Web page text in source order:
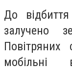
До відбиття
залучено
Повітряних
мобільні